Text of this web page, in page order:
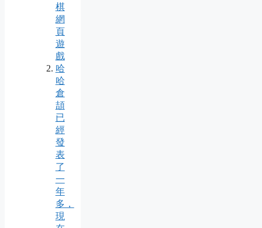
棋
網
頁
遊
戲
哈
哈
倉
頡
已
經
發
表
了
一
年
多，
現